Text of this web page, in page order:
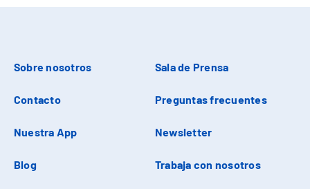
Sobre nosotros Sala de Prensa
Contacto Preguntas frecuentes
Nuestra App Newsletter
Blog Trabaja con nosotros